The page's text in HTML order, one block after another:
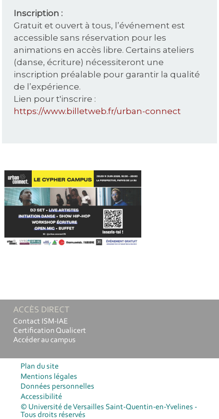
Inscription :
Gratuit et ouvert à tous, l’événement est
accessible sans réservation pour les
animations en accès libre. Certains ateliers
(danse, écriture) nécessiteront une
inscription préalable pour garantir la qualité
de l’expérience.
Lien pour t'inscrire :
https://www.billetweb.fr/urban-connect
ACCÈS DIRECT
Contact ISM-IAE
Certification Qualicert
Accéder au campus
Plan du site
Mentions légales
Données personnelles
Accessibilité
© Université de Versailles Saint-Quentin-en-Yvelines -
Tous droits réservés